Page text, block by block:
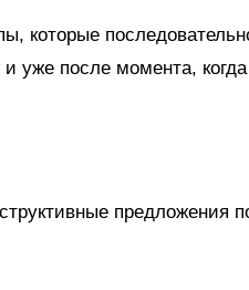
которые
уже после момента,
предложения